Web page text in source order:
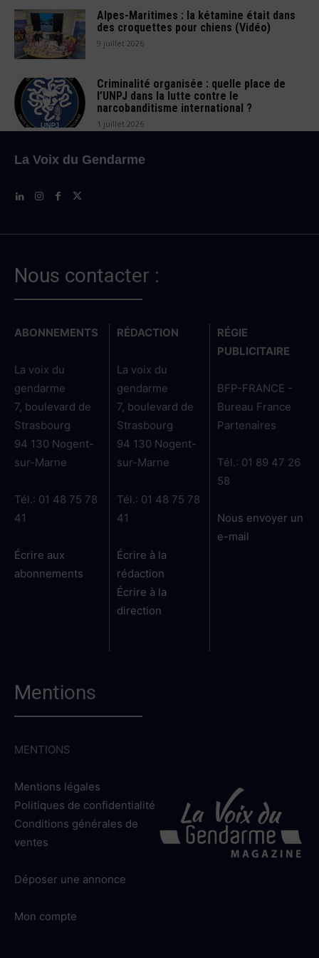
Alpes-Maritimes : la kétamine était dans
des croquettes pour chiens (Vidéo)
9 juillet 2026
Criminalité organisée : quelle place de
l’UNPJ dans la lutte contre le
narcobanditisme international ?
1 juillet 2026
La Voix du Gendarme
Nous contacter :
ABONNEMENTS
La voix du
gendarme
7, boulevard de
Strasbourg
94 130 Nogent-
sur-Marne
Tél.: 01 48 75 78
41
Écrire aux
abonnements
RÉDACTION
La voix du
gendarme
7, boulevard de
Strasbourg
94 130 Nogent-
sur-Marne
Tél.: 01 48 75 78
41
Écrire à la
rédaction
Écrire à la
direction
RÉGIE
PUBLICITAIRE
BFP-FRANCE -
Bureau France
Partenaires
Tél.: 01 89 47 26
58
Nous envoyer un
e-mail
Mentions
MENTIONS
Mentions légales
Politiques de confidentialité
Conditions générales de
ventes
Déposer une annonce
Mon compte